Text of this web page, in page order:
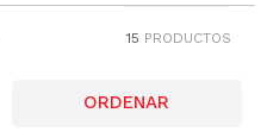
15 PRODUCTOS